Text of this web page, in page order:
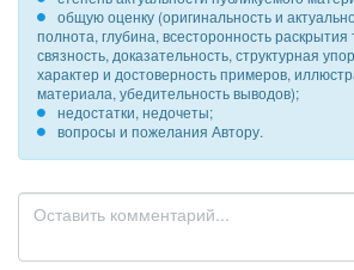
общую оценку (оригинальность и
полнота, глубина, всесторонность раскрытия
связность, доказательность, структурная
характер и достоверность примеров,
материала, убедительность выводов);
недостатки, недочеты;
вопросы и пожелания Автору.